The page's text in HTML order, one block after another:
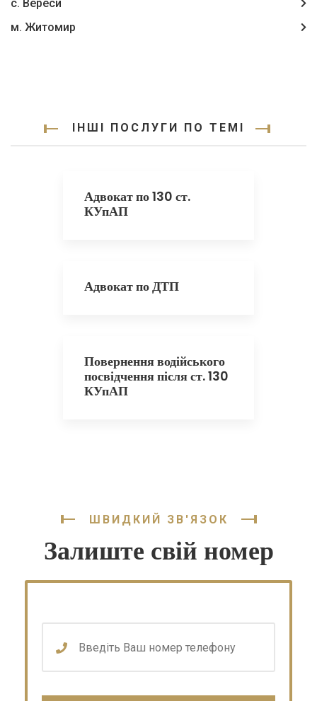
с. Вереси
м. Житомир
ІНШІ ПОСЛУГИ ПО ТЕМІ
Адвокат по 130 ст.
КУпАП
Адвокат по ДТП
Повернення водійського
посвідчення після ст. 130
КУпАП
ШВИДКИЙ ЗВ'ЯЗОК
Залиште свій номер